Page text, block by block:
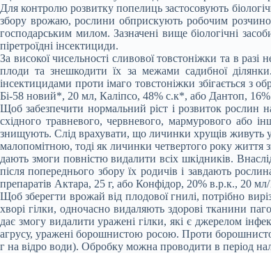
Для контролю розвитку попелиць застосовують
збору врожаю, рослини обприскують робочим
господарським милом. Зазначені вище біологічні
піретроїдні інсектициди.
За високої чисельності сливової товстоніжки та в
плоди та знешкодити їх за межами садибної
інсектицидами проти імаго товстоніжки збігається з
Бі-58 новий*, 20 мл, Каліпсо, 48% с.к*, або Дантоп,
Щоб забезпечити нормальний ріст і розвиток рослин
східного травневого, червневого, мармурового або
знищують. Слід врахувати, що личинки хрущів живуть у
малопомітною, тоді як личинки четвертого року життя
дають змоги повністю видалити всіх шкідників.
після попереднього збору їх родичів і завдають
препаратів Актара, 25 г, або Конфідор, 20% в.р.к., 20
Щоб зберегти врожай від плодової гнилі, потрібно
хворі гілки, одночасно видаляють здорові тканини
дає змогу видалити уражені гілки, які є джерелом
агрусу, уражені борошнистою росою. Проти
г на відро води). Обробку можна проводити в період